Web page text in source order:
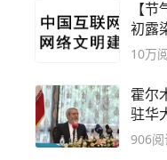
【
初露
颜色
10万
霍尔
驻华
906